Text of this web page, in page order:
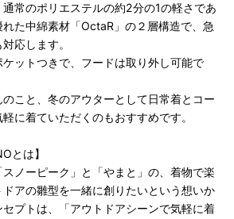
常のポリエステルの約2分の1の軽さであ
た中綿素材「OctaR」の２層構造で、急
応します。
ットつきで、フードは取り外し可能で
こと、冬のアウターとして日常着とコー
に着ていただくのもおすすめです。
とは】
ノーピーク」と「やまと」の、着物で楽
アの雛型を一緒に創りたいという想いか
プトは、「アウトドアシーンで気軽に着